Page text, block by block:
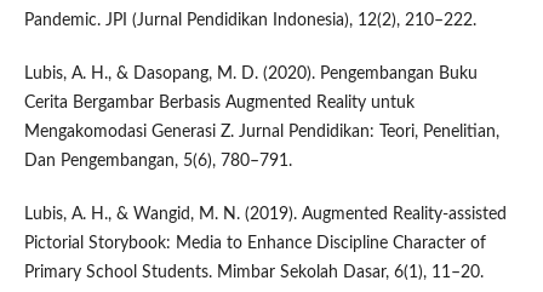
Pandemic. JPI (Jurnal Pendidikan Indonesia), 12(2), 210–222.
Lubis, A. H., & Dasopang, M. D. (2020). Pengembangan Buku
Cerita Bergambar Berbasis Augmented Reality untuk
Mengakomodasi Generasi Z. Jurnal Pendidikan: Teori, Penelitian,
Dan Pengembangan, 5(6), 780–791.
Lubis, A. H., & Wangid, M. N. (2019). Augmented Reality-assisted
Pictorial Storybook: Media to Enhance Discipline Character of
Primary School Students. Mimbar Sekolah Dasar, 6(1), 11–20.